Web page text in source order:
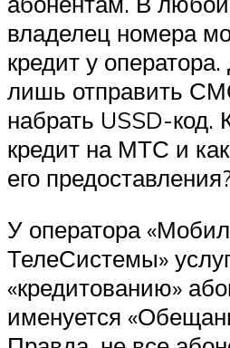
владелец номера
кредит у
лишь отправить
набрать USSD-код.
кредит на МТС и
его
У оператора
ТелеСистемы»
«кредитованию»
именуется